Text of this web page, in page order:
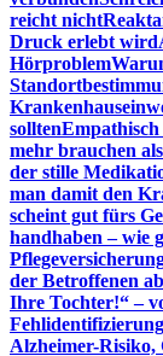
reicht nicht
Druck erlebt wird
Hörproblem
solltenEmpathisch
mehr brauchen
der stille
man damit den
scheint gut fürs
handhaben – wie
der Betroffenen
Ihre Tochter!“ –
Alzheimer-Risiko,